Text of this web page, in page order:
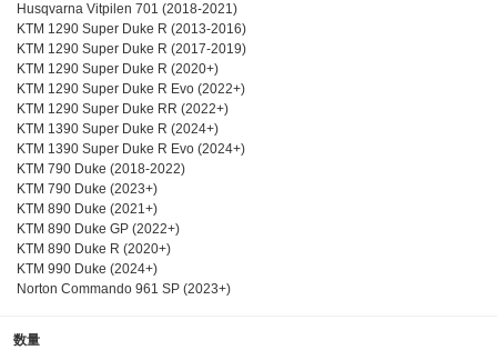
Husqvarna Vitpilen 701 (2018-2021)
KTM 1290 Super Duke R (2013-2016)
KTM 1290 Super Duke R (2017-2019)
KTM 1290 Super Duke R (2020+)
KTM 1290 Super Duke R Evo (2022+)
KTM 1290 Super Duke RR (2022+)
KTM 1390 Super Duke R (2024+)
KTM 1390 Super Duke R Evo (2024+)
KTM 790 Duke (2018-2022)
KTM 790 Duke (2023+)
KTM 890 Duke (2021+)
KTM 890 Duke GP (2022+)
KTM 890 Duke R (2020+)
KTM 990 Duke (2024+)
Norton Commando 961 SP (2023+)
数量